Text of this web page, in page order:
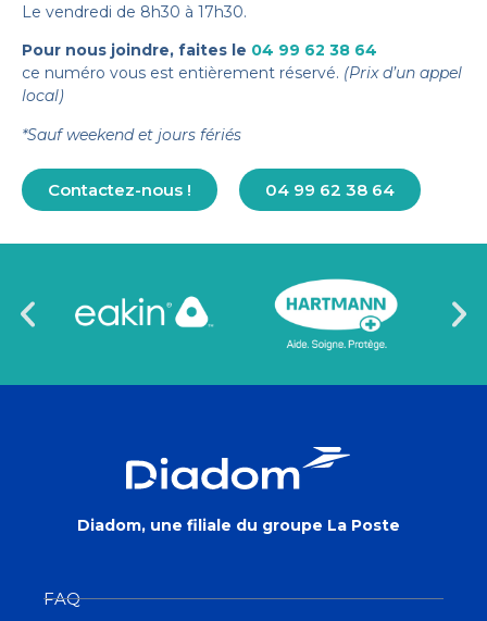
Le vendredi de 8h30 à 17h30.
Pour nous joindre, faites le 04 99 62 38 64
ce numéro vous est entièrement réservé. (Prix d’un appel
local)
*Sauf weekend et jours fériés
Contactez-nous ! 04 99 62 38 64
Diadom, une filiale du groupe La Poste
FAQ